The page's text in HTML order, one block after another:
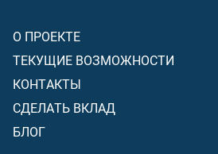
О ПРОЕКТЕ
ТЕКУЩИЕ ВОЗМОЖНОСТИ
КОНТАКТЫ
СДЕЛАТЬ ВКЛАД
БЛОГ